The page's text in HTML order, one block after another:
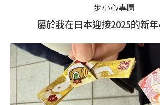
步小心專欄
屬於我在日本迎接2025的新